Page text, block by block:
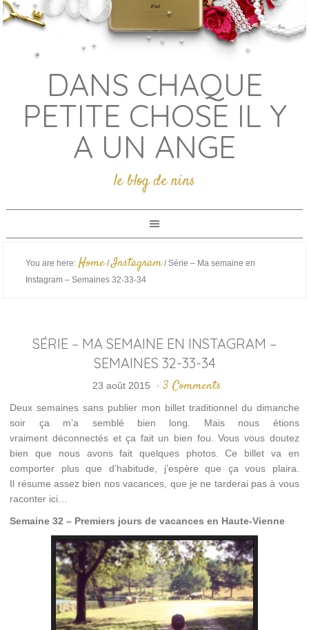
DANS CHAQUE
PETITE CHOSE IL Y
A UN ANGE
le blog de nins
You are here: Home / Instagram /Série – Ma semaine en
Instagram – Semaines 32-33-34
SÉRIE – MA SEMAINE EN INSTAGRAM –
SEMAINES 32-33-34
23 août 2015 · 3 Comments
Deux semaines sans publier mon billet traditionnel du dimanche
soir ça m’a semblé bien long. Mais nous étions
vraiment déconnectés et ça fait un bien fou. Vous vous doutez
bien que nous avons fait quelques photos. Ce billet va en
comporter plus que d’habitude, j’espère que ça vous plaira.
Il résume assez bien nos vacances, que je ne tarderai pas à vous
raconter ici…
Semaine 32 – Premiers jours de vacances en Haute-Vienne